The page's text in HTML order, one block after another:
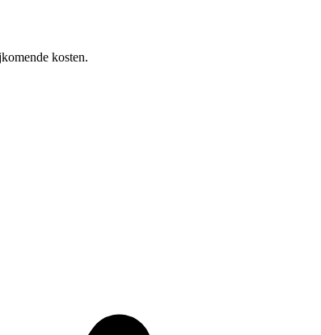
kosten.